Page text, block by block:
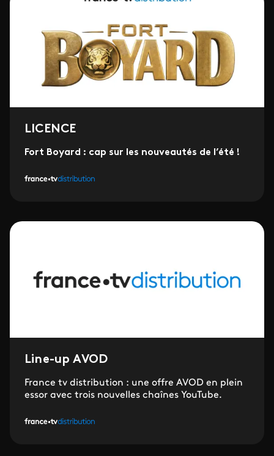
LICENCE
Fort Boyard : cap sur les nouveautés de l’été !
Line-up AVOD
France tv distribution : une offre AVOD en plein
essor avec trois nouvelles chaînes YouTube.